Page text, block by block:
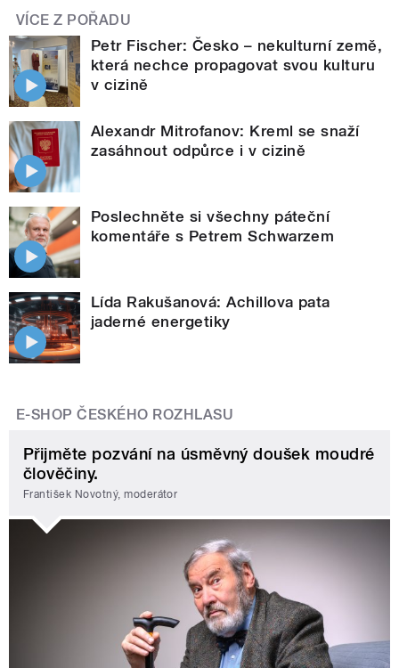
VÍCE Z POŘADU
Petr Fischer: Česko – nekulturní země,
která nechce propagovat svou kulturu
v cizině
Alexandr Mitrofanov: Kreml se snaží
zasáhnout odpůrce i v cizině
Poslechněte si všechny páteční
komentáře s Petrem Schwarzem
Lída Rakušanová: Achillova pata
jaderné energetiky
E-SHOP ČESKÉHO ROZHLASU
Přijměte pozvání na úsměvný doušek moudré
člověčiny.
František Novotný, moderátor